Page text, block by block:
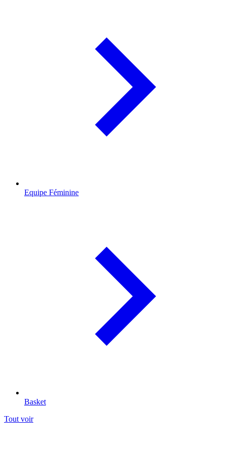
Equipe Féminine
Basket
Tout voir